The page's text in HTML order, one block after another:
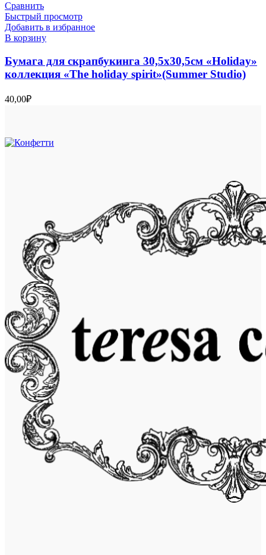
Сравнить
Быстрый просмотр
Добавить в избранное
В корзину
Бумага для скрапбукинга 30,5х30,5см «Holiday»
коллекция «The holiday spirit»(Summer Studio)
40,00₽